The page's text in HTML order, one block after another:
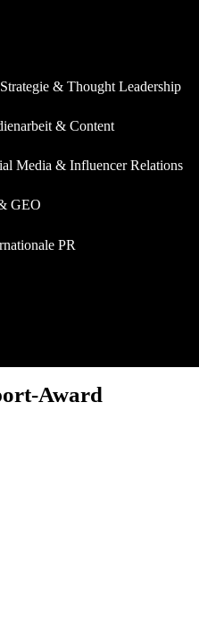
& Thought Leadership
& Content
Media & Influencer Relations
GEO
PR
Award